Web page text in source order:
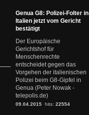
Genua G8: Polizei-Folter in
Italien jetzt vom Gericht
bestätigt
Der Europäische
Gerichtshof für
Menschenrechte
entscheidet gegen das
Vorgehen der italienischen
Polizei beim G8-Gipfel in
Genua (Peter Nowak -
telepolis.de)
09.04.2015 hits: 22554